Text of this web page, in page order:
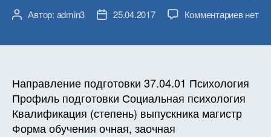
АвторАвтор: admin3
Дата25.04.2017 Комментариевк
нет
Направление подготовки 37.04.01 Психология
Профиль подготовки Социальная психология
Квалификация (степень) выпускника магистр
Форма обучения очная, заочная